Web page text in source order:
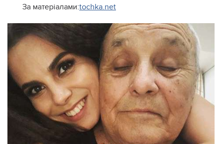
За матеріалами:tochka.net